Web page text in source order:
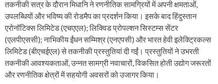
तकनीकी सत्र के दौरान मिधानि ने रणनीतिक सामग्रियों में अपनी क्षमताओं,
उपलब्धियों और भविष्य की रोडमैप का प्रदर्शन किया। इसके बाद हिंदुस्तान
एरोनॉटिक्स लिमिटेड (एचएएल); लिक्विड प्रोपल्शन सिस्टम्स सेंटर
(एलपीएससी); नाभिकीय ईंधन सम्मिश्र (एनएपसी) और भारत हेवी इलेक्ट्रिकल्स
लिमिटेड (बीएचईएल) से तकनीकी प्रस्तुतियां दी गईं। प्रस्तुतियों ने उभरती
तकनीकी आवश्यकताओं, उन्नत सामग्री नवाचारों, विकसित होती उद्योग जरूरतों
और रणनीतिक क्षेत्रों में सहयोगी अवसरों को उजागर किया।